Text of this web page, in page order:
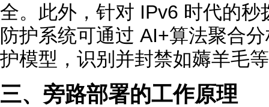
全。此外，针对 IPv6 时代的秒
防护系统可通过 AI+算法聚合
护模型，识别并封禁如薅羊毛
三、旁路部署的工作原理